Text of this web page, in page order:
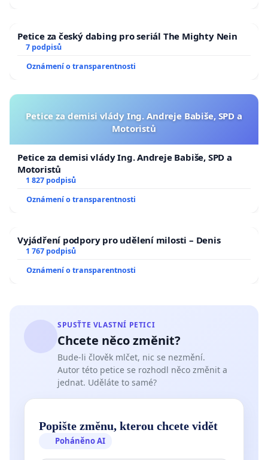
Petice za český dabing pro seriál The Mighty Nein
7 podpisů
Oznámení o transparentnosti
Petice za demisi vlády Ing. Andreje Babiše, SPD a
Motoristů
Petice za demisi vlády Ing. Andreje Babiše, SPD a
Motoristů
1 827 podpisů
Oznámení o transparentnosti
Vyjádření podpory pro udělení milosti – Denis
1 767 podpisů
Oznámení o transparentnosti
SPUSŤTE VLASTNÍ PETICI
Chcete něco změnit?
Bude-li člověk mlčet, nic se nezmění.
Autor této petice se rozhodl něco změnit a
jednat. Uděláte to samé?
Popište změnu, kterou chcete vidět
Poháněno AI